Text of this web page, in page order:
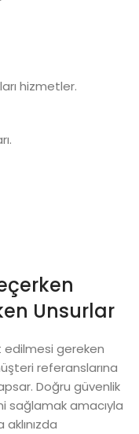
hizmetler.
Unsurlar
edilmesi gereken
referanslarına
Doğru güvenlik
sağlamak amacıyla